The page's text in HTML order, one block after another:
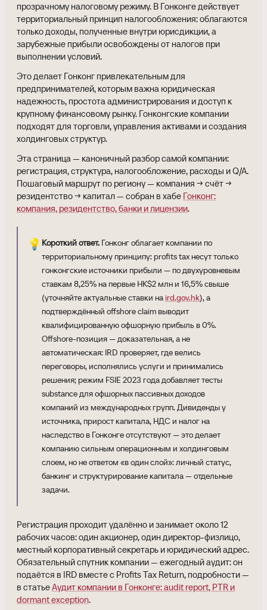
прозрачному налоговому режиму. В Гонконге действует
территориальный принцип налогообложения: облагаются
только доходы, полученные внутри юрисдикции, а
зарубежные прибыли освобождены от налогов при
выполнении условий.
Это делает Гонконг привлекательным для
предпринимателей, которым важна юридическая
надежность, простота администрирования и доступ к
крупному финансовому рынку. Гонконгские компании
подходят для торговли, управления активами и создания
холдинговых структур.
Эта страница — каноничный разбор самой компании:
регистрация, структура, налогообложение, расходы и Q/A.
Пошаговый маршрут по региону — компания → счёт →
резидентство → капитал — собран в хабе Гонконг:
компания, резидентство, банки и лицензии.
💡 Короткий ответ. Гонконг облагает компании по
территориальному принципу: profits tax несут только
гонконгские источники прибыли — по двухуровневым
ставкам 8,25% на первые HK$2 млн и 16,5% свыше
(уточняйте актуальные ставки на ird.gov.hk), а
подтверждённый offshore claim выводит
квалифицированную офшорную прибыль в 0%.
Offshore-позиция — доказательная, а не
автоматическая: IRD проверяет, где велись
переговоры, исполнялись услуги и принимались
решения; режим FSIE 2023 года добавляет тесты
substance для офшорных пассивных доходов
компаний из международных групп. Дивиденды у
источника, прирост капитала, НДС и налог на
наследство в Гонконге отсутствуют — это делает
компанию сильным операционным и холдинговым
слоем, но не ответом «в один слой»: личный статус,
банкинг и структурирование капитала — отдельные
задачи.
Регистрация проходит удалённо и занимает около 12
рабочих часов: один акционер, один директор-физлицо,
местный корпоративный секретарь и юридический адрес.
Обязательный спутник компании — ежегодный аудит: он
подаётся в IRD вместе с Profits Tax Return, подробности —
в статьеАудит компании в Гонконге: audit report, PTR и
dormant exception.